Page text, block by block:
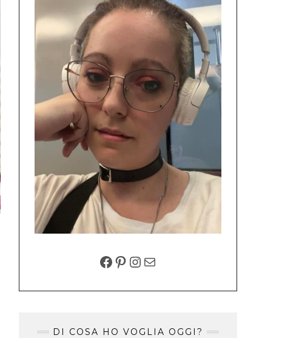
FACEBOOK
PINTEREST
INSTAGRAM
EMAIL
DI COSA HO VOGLIA OGGI?